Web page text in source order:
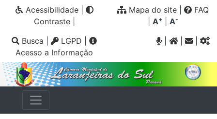
Acessibilidade|
Contraste|
Mapa do site
FAQ
A+ A-
Busca LGPD
Acesso a Informação
|